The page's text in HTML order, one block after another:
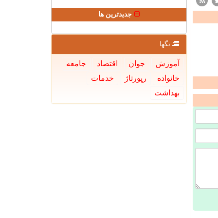
جدیدترین ها
تگها
آموزش جوان اقتصاد
جامعه
خانواده
رپورتاژ
خدمات
بهداشت